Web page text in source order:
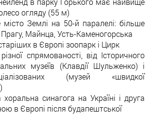
огляду (55 м)
місто Землі на 50-й паралелі: більше
Майнца, Усть-Каменогорська
в Європі зоопарк і Цирк
спрямованості, від Історичного
музеїв (Клавдії Шульженко) і
(музей «швидкої
синагога на Україні і друга
в Європі після будапештської